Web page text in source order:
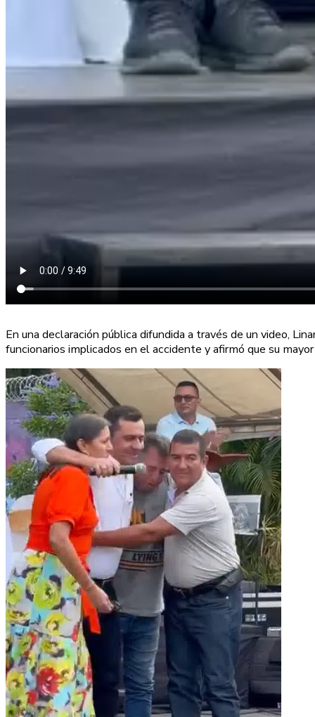
En una declaración pública difundida a través de un video,
funcionarios implicados en el accidente y afirmó que su